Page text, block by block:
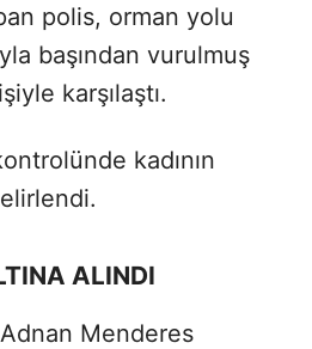
polis, orman yolu
başından vurulmuş
karşılaştı.
kadının
ALINDI
Menderes